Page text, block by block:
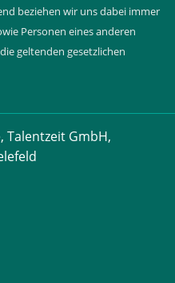
beziehen wir uns dabei immer
Personen eines anderen
geltenden gesetzlichen
Talentzeit GmbH,